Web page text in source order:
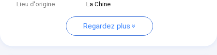
Lieu d'origine
La Chine
Regardez plus